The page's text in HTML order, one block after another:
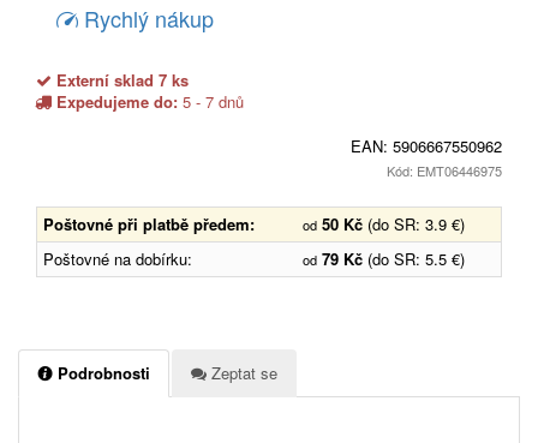
Rychlý nákup
Externí sklad 7 ks
Expedujeme do: 5 - 7 dnů
EAN: 5906667550962
Kód: EMT06446975
Poštovné při platbě předem: od 50 Kč (do SR: 3.9 €)
Poštovné na dobírku:
od 79 Kč (do SR: 5.5 €)
Podrobnosti Zeptat se